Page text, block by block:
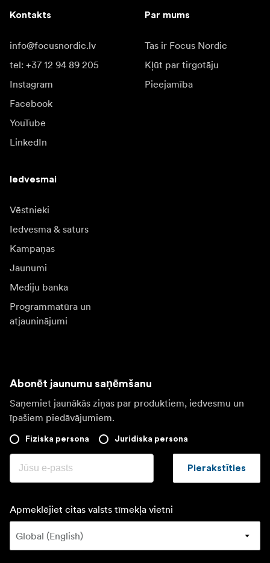
Kontakts
info@focusnordic.lv
tel: +37 12 94 89 205
Instagram
Facebook
YouTube
LinkedIn
Par mums
Tas ir Focus Nordic
Kļūt par tirgotāju
Pieejamība
Iedvesmai
Vēstnieki
Iedvesma & saturs
Kampaņas
Jaunumi
Mediju banka
Programmatūra un
atjauninājumi
Abonēt jaunumu saņēmšanu
Saņemiet jaunākās ziņas par produktiem, iedvesmu un
īpašiem piedāvājumiem.
Fiziska persona Juridiska persona
Pierakstīties
Apmeklējiet citas valsts tīmekļa vietni